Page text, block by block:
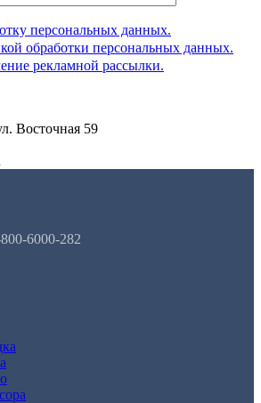
персональных данных.
обработки персональных данных.
рекламной рассылки.
Восточная 59
6000-282